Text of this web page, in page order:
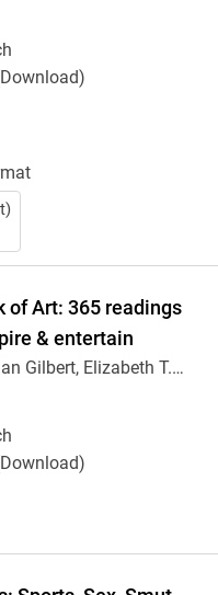
of Art: 365 readings
& entertain
Gilbert, Elizabeth T.…